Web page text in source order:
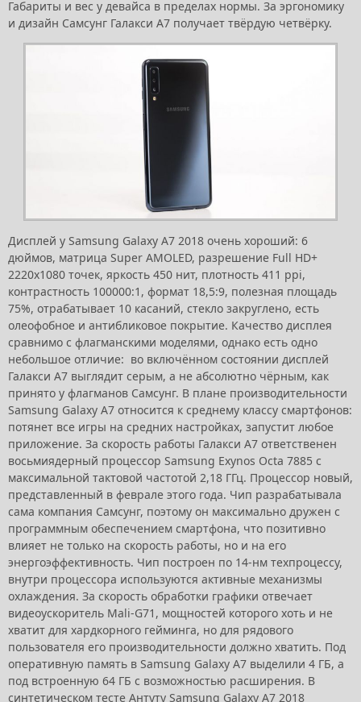
Габариты и вес у девайса в пределах нормы. За эргономику
и дизайн Самсунг Галакси А7 получает твёрдую четвёрку.
Дисплей у Samsung Galaxy A7 2018 очень хороший: 6
дюймов, матрица Super AMOLED, разрешение Full HD+
2220х1080 точек, яркость 450 нит, плотность 411 ppi,
контрастность 100000:1, формат 18,5:9, полезная площадь
75%, отрабатывает 10 касаний, стекло закруглено, есть
олеофобное и антибликовое покрытие. Качество дисплея
сравнимо с флагманскими моделями, однако есть одно
небольшое отличие: во включённом состоянии дисплей
Галакси А7 выглядит серым, а не абсолютно чёрным, как
принято у флагманов Самсунг. В плане производительности
Samsung Galaxy A7 относится к среднему классу смартфонов:
потянет все игры на средних настройках, запустит любое
приложение. За скорость работы Галакси А7 ответственен
восьмиядерный процессор Samsung Exynos Octa 7885 с
максимальной тактовой частотой 2,18 ГГц. Процессор новый,
представленный в феврале этого года. Чип разрабатывала
сама компания Самсунг, поэтому он максимально дружен с
программным обеспечением смартфона, что позитивно
влияет не только на скорость работы, но и на его
энергоэффективность. Чип построен по 14-нм техпроцессу,
внутри процессора используются активные механизмы
охлаждения. За скорость обработки графики отвечает
видеоускоритель Mali-G71, мощностей которого хоть и не
хватит для хардкорного гейминга, но для рядового
пользователя его производительности должно хватить. Под
оперативную память в Samsung Galaxy A7 выделили 4 ГБ, а
под встроенную 64 ГБ с возможностью расширения. В
синтетическом тесте Антуту Samsung Galaxy A7 2018